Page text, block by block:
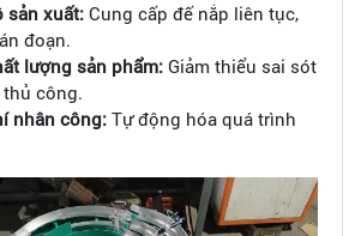
sản xuất:Cung cấp đế nắp liên tục,
đoạn.
lượng sản phẩm: Giảm thiểu sai sót
công.
nhân công: Tự động hóa quá trình